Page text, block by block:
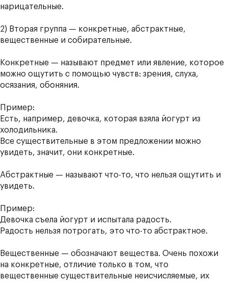
нарицательные.
2) Вторая группа — конкретные, абстрактные,
вещественные и собирательные.
Конкретные — называют предмет или явление, которое
можно ощутить с помощью чувств: зрения, слуха,
осязания, обоняния.
Пример:
Есть, например, девочка, которая взяла йогурт из
холодильника.
Все существительные в этом предложении можно
увидеть, значит, они конкретные.
Абстрактные — называют что-то, что нельзя ощутить и
увидеть.
Пример:
Девочка съела йогурт и испытала радость.
Радость нельзя потрогать, это что-то абстрактное.
Вещественные — обозначают вещества. Очень похожи
на конкретные, отличие только в том, что
вещественные существительные неисчисляемые, их